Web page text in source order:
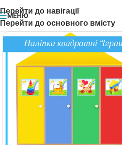
Перейти до навігації
Перейти до основного вмісту
МЕНЮ